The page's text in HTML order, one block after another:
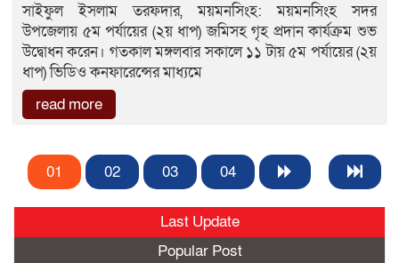
সাইফুল ইসলাম তরফদার, ময়মনসিংহ: ময়মনসিংহ সদর
উপজেলায় ৫ম পর্যায়ের (২য় ধাপ) জমিসহ গৃহ প্রদান কার্যক্রম শুভ
উদ্বোধন করেন। গতকাল মঙ্গলবার সকালে ১১ টায় ৫ম পর্যায়ের (২য়
ধাপ) ভিডিও কনফারেন্সের মাধ্যমে
read more
01 02 03 04
Last Update
Popular Post